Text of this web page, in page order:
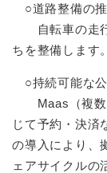
○道路整備の
自転車の走行
ちを整備します。
○持続可能な
Maas（複数
じて予約・決済
の導入により、
ェアサイクルの